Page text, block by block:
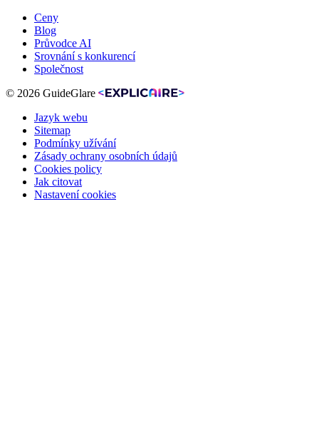
Ceny
Blog
Průvodce AI
Srovnání s konkurencí
Společnost
© 2026 GuideGlare
Jazyk webu
Sitemap
Podmínky užívání
Zásady ochrany osobních údajů
Cookies policy
Jak citovat
Nastavení cookies